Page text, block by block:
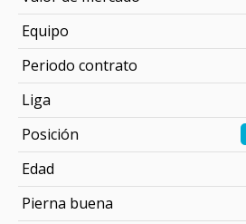
Equipo
Periodo contrato
Liga
Posición
Edad
Pierna buena